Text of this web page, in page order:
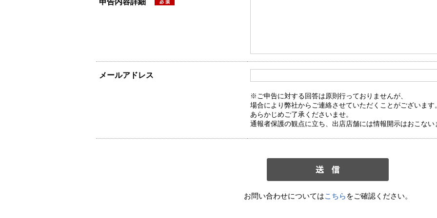
申告内容詳細
メールアドレス
※ご申告に対する回答は原則行っておりませんが、
場合により弊社からご連絡させていただくことがございます。
あらかじめご了承くださいませ。
通報者保護の観点に立ち、出店店舗には情報開示はおこない
お問い合わせについてはこちら をご確認ください。